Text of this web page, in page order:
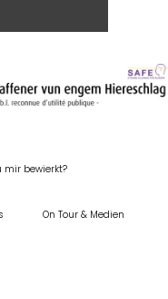
mir bewierkt?
On Tour & Medien